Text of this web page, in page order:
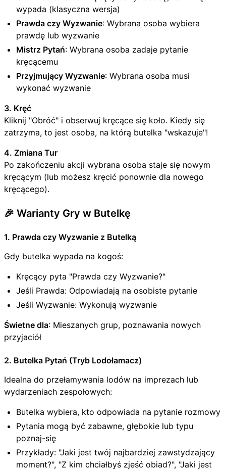
wypada (klasyczna wersja)
Prawda czy Wyzwanie: Wybrana osoba wybiera
prawdę lub wyzwanie
Mistrz Pytań: Wybrana osoba zadaje pytanie
kręcącemu
Przyjmujący Wyzwanie: Wybrana osoba musi
wykonać wyzwanie
3. Kręć
Kliknij "Obróć" i obserwuj kręcące się koło. Kiedy się
zatrzyma, to jest osoba, na którą butelka "wskazuje"!
4. Zmiana Tur
Po zakończeniu akcji wybrana osoba staje się nowym
kręcącym (lub możesz kręcić ponownie dla nowego
kręcącego).
🎉 Warianty Gry w Butelkę
1. Prawda czy Wyzwanie z Butelką
Gdy butelka wypada na kogoś:
Kręcący pyta "Prawda czy Wyzwanie?"
Jeśli Prawda: Odpowiadają na osobiste pytanie
Jeśli Wyzwanie: Wykonują wyzwanie
Świetne dla: Mieszanych grup, poznawania nowych
przyjaciół
2. Butelka Pytań (Tryb Lodołamacz)
Idealna do przełamywania lodów na imprezach lub
wydarzeniach zespołowych:
Butelka wybiera, kto odpowiada na pytanie rozmowy
Pytania mogą być zabawne, głębokie lub typu
poznaj-się
Przykłady: "Jaki jest twój najbardziej zawstydzający
moment?", "Z kim chciałbyś zjeść obiad?", "Jaki jest